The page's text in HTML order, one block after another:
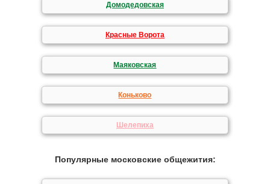
Домодедовская
Красные Ворота
Маяковская
Коньково
Шелепиха
Популярные московские общежития: